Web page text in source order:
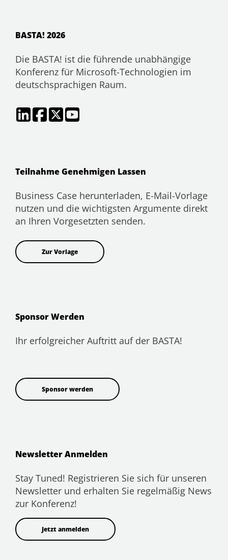
BASTA! 2026
Die BASTA! ist die führende unabhängige
Konferenz für Microsoft-Technologien im
deutschsprachigen Raum.
Teilnahme Genehmigen Lassen
Business Case herunterladen, E-Mail-Vorlage
nutzen und die wichtigsten Argumente direkt
an Ihren Vorgesetzten senden.
Zur Vorlage
Sponsor Werden
Ihr erfolgreicher Auftritt auf der BASTA!
Sponsor werden
Newsletter Anmelden
Stay Tuned! Registrieren Sie sich für unseren
Newsletter und erhalten Sie regelmäßig News
zur Konferenz!
Jetzt anmelden